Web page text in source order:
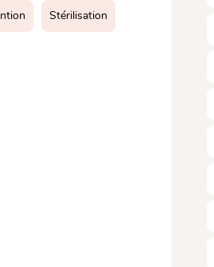
Stérilisation